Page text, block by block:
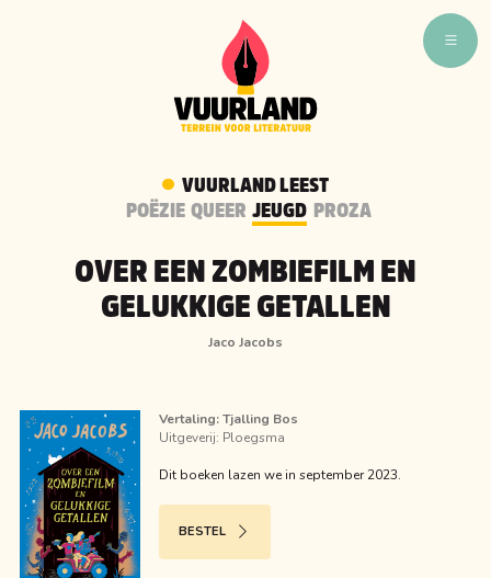
WAT ZIJN WIJ
VUURLAND TALENT
CAFÉ VUURLAND
VUURLAND LEEST
POËZIE QUEER JEUGD PROZA
OVER EEN ZOMBIEFILM EN
GELUKKIGE GETALLEN
Jaco Jacobs
Vertaling:Tjalling Bos
Uitgeverij: Ploegsma
Dit boeken lazen we in september 2023.
BESTEL